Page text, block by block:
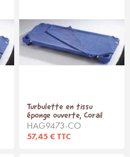
Turbulette en tissu
éponge ouverte, Corail
HAG9473-CO
57,45 € TTC